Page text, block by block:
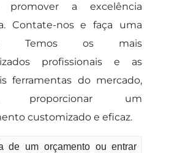
promover a excelência
Contate-nos e faça uma
Temos os mais
profissionais e as
ferramentas do mercado,
proporcionar um
customizado e eficaz.
de um orçamento ou entrar